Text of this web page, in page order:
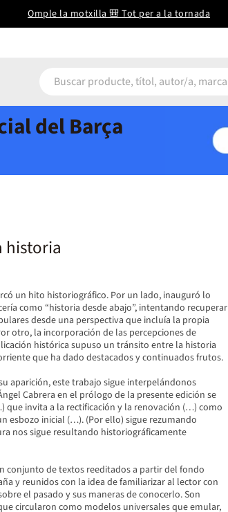
Omple la motxilla 🎒 Tot per a la tornada
del Barça
historia
un hito historiográfico. Por un lado, inauguró lo
como “historia desde abajo”, intentando recuperar
desde una perspectiva que incluía la propia
otro, la incorporación de las percepciones de
histórica supuso un tránsito entre la historia
que ha dado destacados y continuados frutos.
aparición, este trabajo sigue interpelándonos
Cabrera en el prólogo de la presente edición se
que invita a la rectificación y la renovación (…) como
esbozo inicial (…). (Por ello) sigue rezumando
nos sigue resultando historiográficamente
conjunto de textos reeditados a partir del fondo
y reunidos con la idea de familiarizar al lector con
el pasado y sus maneras de conocerlo. Son
circularon como modelos universales que emular,